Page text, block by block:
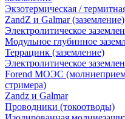
Экзотермическая /
ZandZ и Galmar (заземление)
Электролитическое
Модульное глубинное
Террацинк (заземление)
Электролитическое
Forend МОЭС
стримера)
Zandz и Galmar
Проводники (токоотводы)